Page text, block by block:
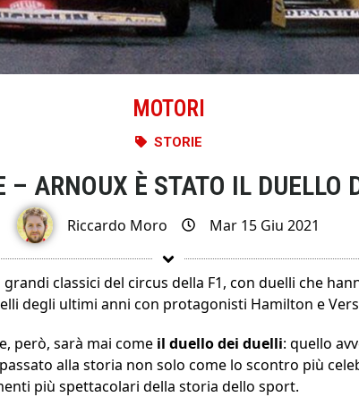
MOTORI
STORIE
– ARNOUX È STATO IL DUELLO
Riccardo Moro Mar 15 Giu 2021
classici del circus della F1, con duelli che
degli ultimi anni con protagonisti Hamilton e
però, sarà mai come il duello dei duelli: quello
alla storia non solo come lo scontro più
più spettacolari della storia dello sport.